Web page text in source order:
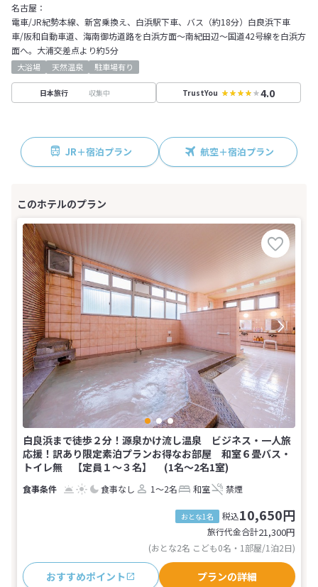
名古屋：
電車/JR紀勢本線、新宮乗換え、白浜駅下車、バス（約18分）白良浜下車
車/阪和自動車道、海南御坊道路を白浜方面～南紀田辺～国道42号線を白浜方
面へ。大浦交差点より約5分
大浴場 天然温泉 駐車場有り
日本旅行 収集中 TrustYou 4.0
JR＋宿泊プラン 航空＋宿泊プラン
白良浜まで徒歩２分！源泉かけ流し温泉 ビジネス・一人旅
応援！訳あり限定素泊プランお得なお部屋 和室６畳バス・
トイレ無 【定員１～３名】 (1名～2名1室)
食事なし 1～2名 和室 禁煙
おとな1名 税込10,650円
旅行代金合計21,300円
(おとな2名 こども0名・1部屋/1泊2日)
おすすめポイント プランの詳細